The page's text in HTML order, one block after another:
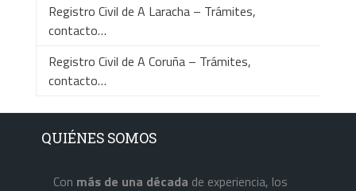
Registro Civil de A Laracha – Trámites,
contacto…
Registro Civil de A Coruña – Trámites,
contacto…
QUIÉNES SOMOS
Con más de una década de experiencia, los